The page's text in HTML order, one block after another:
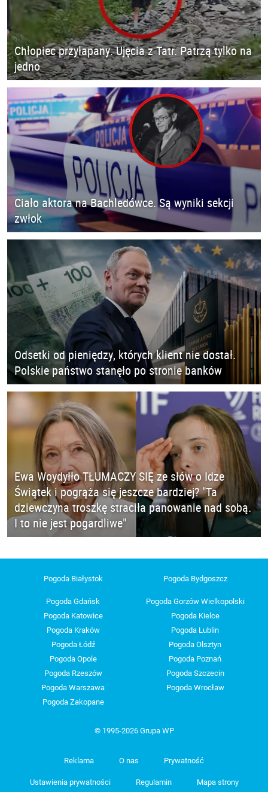
Chłopiec przyłapany. Ujęcia z Tatr. Patrzą tylko na
jedno
Ciało aktora na Bachledówce. Są wyniki sekcji
zwłok
Odsetki od pieniędzy, których klient nie dostał.
Polskie państwo stanęło po stronie banków
Ewa Woydyłło TŁUMACZY SIĘ ze słów o Idze
Świątek i pogrąża się jeszcze bardziej? "Ta
dziewczyna troszkę straciła panowanie nad sobą.
I to nie jest pogardliwe"
Pogoda Białystok Pogoda Bydgoszcz
Pogoda Gdańsk
Pogoda Gorzów Wielkopolski
Pogoda Katowice
Pogoda Kielce
Pogoda Kraków
Pogoda Lublin
Pogoda Łódź
Pogoda Olsztyn
Pogoda Opole
Pogoda Poznań
Pogoda Rzeszów
Pogoda Szczecin
Pogoda Warszawa
Pogoda Wrocław
Pogoda Zakopane
© 1995-2026 Grupa WP
Reklama O nas Prywatność
Ustawienia prywatności Regulamin Mapa strony